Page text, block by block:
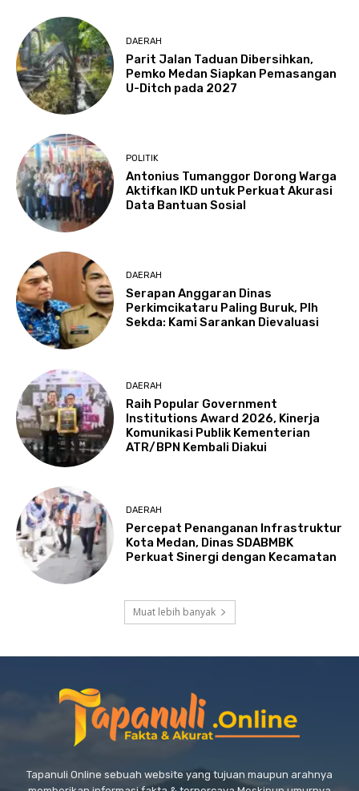
DAERAH
Parit Jalan Taduan Dibersihkan,
Pemko Medan Siapkan Pemasangan
U-Ditch pada 2027
POLITIK
Antonius Tumanggor Dorong Warga
Aktifkan IKD untuk Perkuat Akurasi
Data Bantuan Sosial
DAERAH
Serapan Anggaran Dinas
Perkimcikataru Paling Buruk, Plh
Sekda: Kami Sarankan Dievaluasi
DAERAH
Raih Popular Government
Institutions Award 2026, Kinerja
Komunikasi Publik Kementerian
ATR/BPN Kembali Diakui
DAERAH
Percepat Penanganan Infrastruktur
Kota Medan, Dinas SDABMBK
Perkuat Sinergi dengan Kecamatan
Muat lebih banyak
Tapanuli Online sebuah website yang tujuan maupun arahnya